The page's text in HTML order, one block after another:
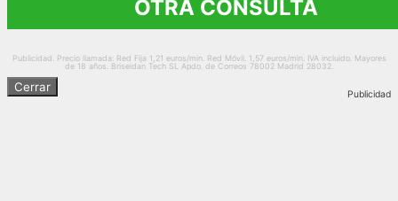
OTRA CONSULTA
Publicidad. Precio llamada: Red Fija 1,21 euros/min. Red Móvil. 1,57 euros/min. IVA incluido. Mayores
de 18 años. Briseidan Tech SL Apdo. de Correos 78002 Madrid 28032.
Publicidad
Cerrar